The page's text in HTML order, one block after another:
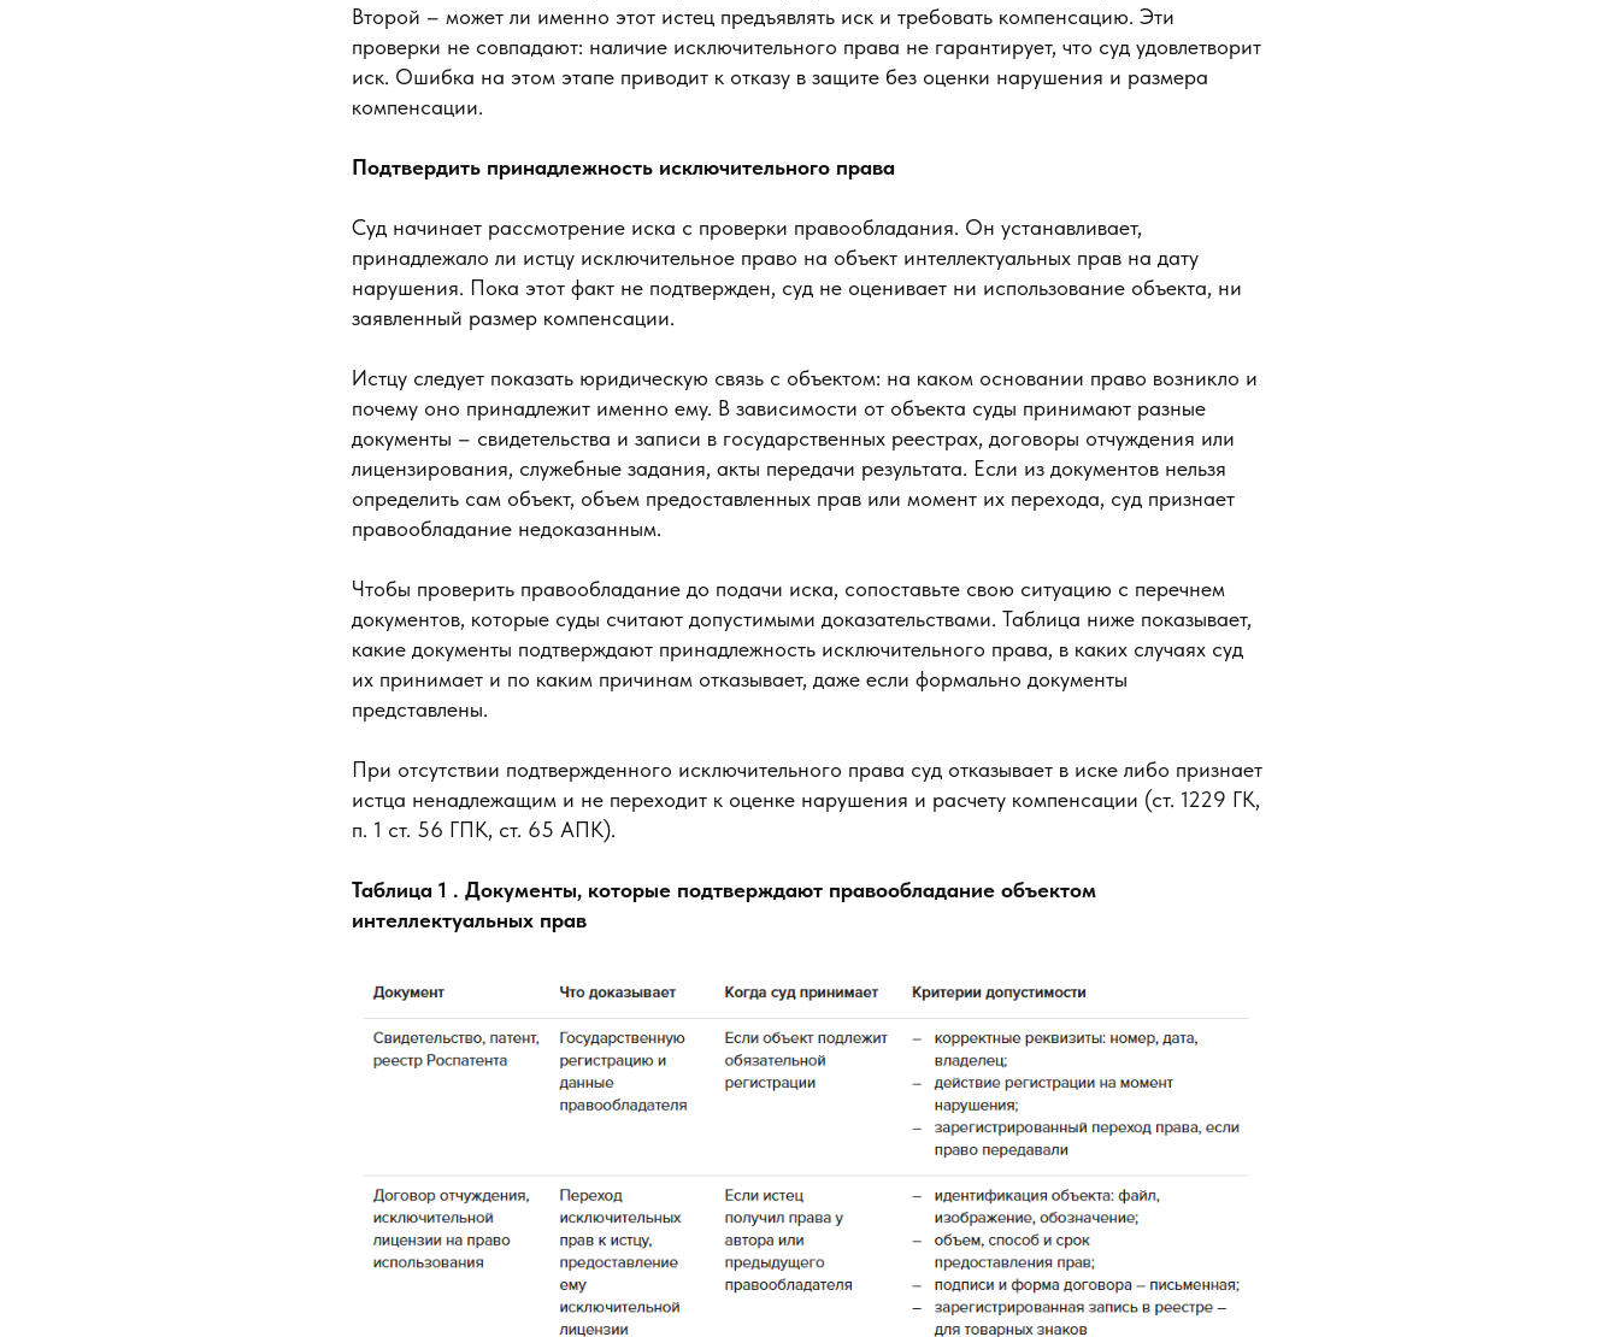
Второй – может ли именно этот истец предъявлять иск и требовать компенсацию. Эти
проверки не совпадают: наличие исключительного права не гарантирует, что суд удовлетворит
иск. Ошибка на этом этапе приводит к отказу в защите без оценки нарушения и размера
компенсации.
Подтвердить принадлежность исключительного права
Суд начинает рассмотрение иска с проверки правообладания. Он устанавливает,
принадлежало ли истцу исключительное право на объект интеллектуальных прав на дату
нарушения. Пока этот факт не подтвержден, суд не оценивает ни использование объекта, ни
заявленный размер компенсации.
Истцу следует показать юридическую связь с объектом: на каком основании право возникло и
почему оно принадлежит именно ему. В зависимости от объекта суды принимают разные
документы – свидетельства и записи в государственных реестрах, договоры отчуждения или
лицензирования, служебные задания, акты передачи результата. Если из документов нельзя
определить сам объект, объем предоставленных прав или момент их перехода, суд признает
правообладание недоказанным.
Чтобы проверить правообладание до подачи иска, сопоставьте свою ситуацию с перечнем
документов, которые суды считают допустимыми доказательствами. Таблица ниже показывает,
какие документы подтверждают принадлежность исключительного права, в каких случаях суд
их принимает и по каким причинам отказывает, даже если формально документы
представлены.
При отсутствии подтвержденного исключительного права суд отказывает в иске либо признает
истца ненадлежащим и не переходит к оценке нарушения и расчету компенсации (ст. 1229 ГК,
п. 1 ст. 56 ГПК, ст. 65 АПК).
Таблица 1 . Документы, которые подтверждают правообладание объектом
интеллектуальных прав